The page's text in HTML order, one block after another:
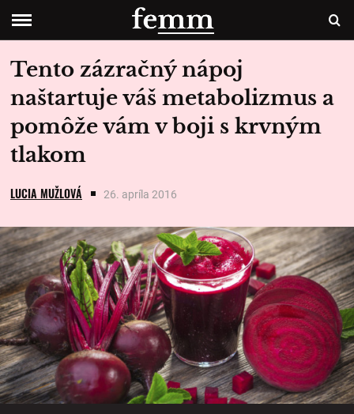
Tento zázračný nápoj
naštartuje váš metabolizmus a
pomôže vám v boji s krvným
tlakom
LUCIA MUŽLOVÁ 26. apríla 2016